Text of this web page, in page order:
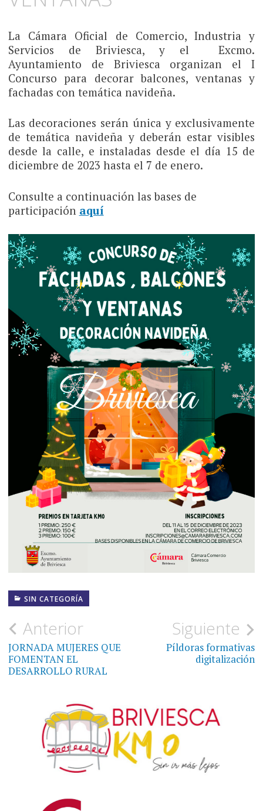
La Cámara Oficial de Comercio, Industria y
Servicios de Briviesca, y el Excmo.
Ayuntamiento de Briviesca organizan el I
Concurso para decorar balcones, ventanas y
fachadas con temática navideña.
Las decoraciones serán única y exclusivamente
de temática navideña y deberán estar visibles
desde la calle, e instaladas desde el día 15 de
diciembre de 2023 hasta el 7 de enero.
Consulte a continuación las bases de
participación aquí
SIN CATEGORÍA
Navegación
de
entradas
Anterior
JORNADA MUJERES QUE
FOMENTAN EL
DESARROLLO RURAL
Siguiente
Píldoras formativas
digitalización